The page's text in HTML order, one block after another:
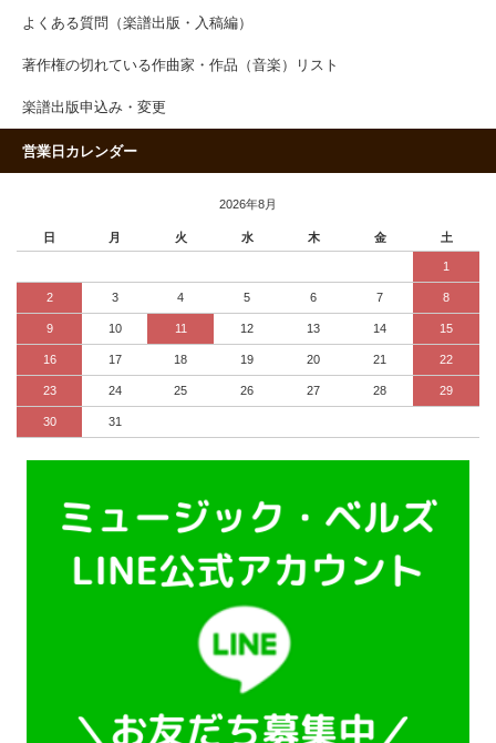
よくある質問（楽譜出版・入稿編）
著作権の切れている作曲家・作品（音楽）リスト
楽譜出版申込み・変更
営業日カレンダー
2026年8月
日 月 火 水 木 金 土
1
2 3 4 5 6 7 8
9 10 11 12 13 14 15
16 17 18 19 20 21 22
23 24 25 26 27 28 29
30 31